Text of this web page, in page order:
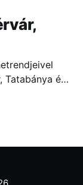
Tatabánya és
alábbiak...